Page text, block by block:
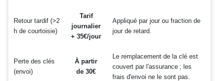
Retour tardif (>2
h de courtoisie)
Tarif
journalier
+ 35€/jour
Appliqué par jour ou fraction de
jour de retard.
Perte des clés
(envoi)
À partir
de 30€
Le remplacement de la clé est
couvert par l'assurance ; les
frais d'envoi ne le sont pas.